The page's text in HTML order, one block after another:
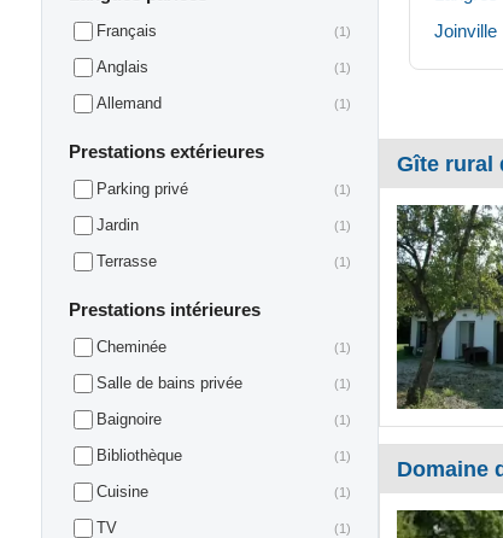
Français (1)
Anglais (1)
Allemand (1)
Prestations extérieures
Parking privé (1)
Jardin (1)
Terrasse (1)
Prestations intérieures
Cheminée (1)
Salle de bains privée (1)
Baignoire (1)
Bibliothèque (1)
Cuisine (1)
TV (1)
Joinville
Gîte rural
Domaine